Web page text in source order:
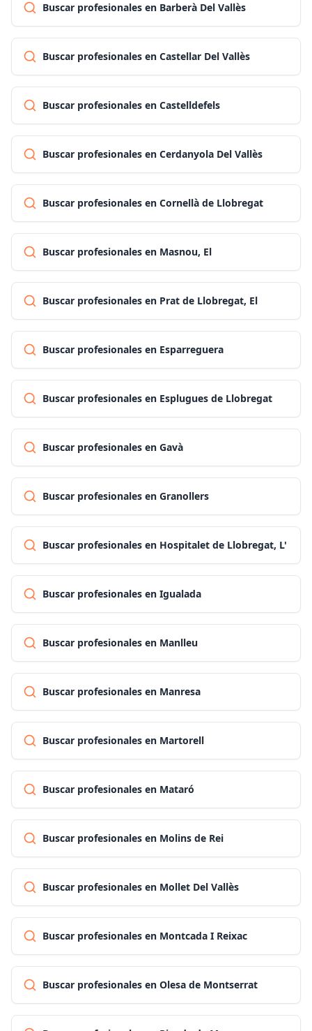
Buscar profesionales en Barberà Del Vallès
Buscar profesionales en Castellar Del Vallès
Buscar profesionales en Castelldefels
Buscar profesionales en Cerdanyola Del Vallès
Buscar profesionales en Cornellà de Llobregat
Buscar profesionales en Masnou, El
Buscar profesionales en Prat de Llobregat, El
Buscar profesionales en Esparreguera
Buscar profesionales en Esplugues de Llobregat
Buscar profesionales en Gavà
Buscar profesionales en Granollers
Buscar profesionales en Hospitalet de Llobregat, L'
Buscar profesionales en Igualada
Buscar profesionales en Manlleu
Buscar profesionales en Manresa
Buscar profesionales en Martorell
Buscar profesionales en Mataró
Buscar profesionales en Molins de Rei
Buscar profesionales en Mollet Del Vallès
Buscar profesionales en Montcada I Reixac
Buscar profesionales en Olesa de Montserrat